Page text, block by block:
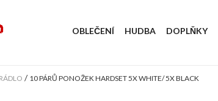
OBLEČENÍ HUDBA DOPLŇKY
/ 10 PÁRŮ PONOŽEK HARDSET 5X WHITE/ 5X BLACK